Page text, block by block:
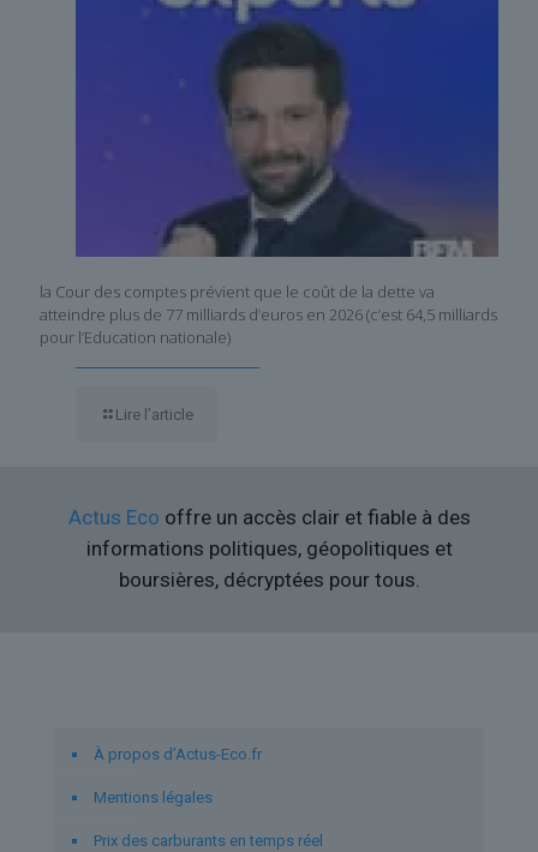
la Cour des comptes prévient que le coût de la dette va
atteindre plus de 77 milliards d’euros en 2026 (c’est 64,5 milliards
pour l’Education nationale)
Lire l’article
Actus Eco offre un accès clair et fiable à des
informations politiques, géopolitiques et
boursières, décryptées pour tous.
À propos d’Actus-Eco.fr
Mentions légales
Prix des carburants en temps réel